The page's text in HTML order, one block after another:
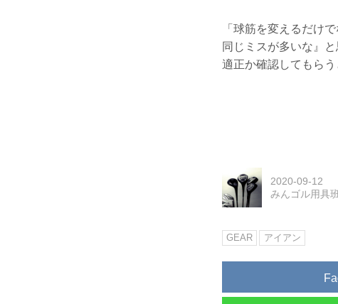
「球筋を変えるだけ
同じミスが多いな』
適正か確認してもらう
2020-09-12
みんゴル用具
GEAR アイアン